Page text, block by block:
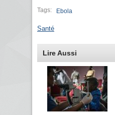
Tags: Ebola
Santé
Lire Aussi